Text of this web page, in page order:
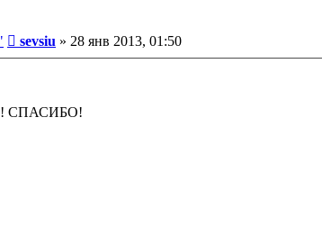
Сообщение
sevsiu » 28 янв 2013, 01:50
СПАСИБО!